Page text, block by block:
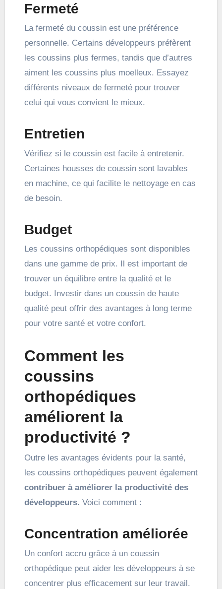
Fermeté
La fermeté du coussin est une préférence
personnelle. Certains développeurs préfèrent
les coussins plus fermes, tandis que d’autres
aiment les coussins plus moelleux. Essayez
différents niveaux de fermeté pour trouver
celui qui vous convient le mieux.
Entretien
Vérifiez si le coussin est facile à entretenir.
Certaines housses de coussin sont lavables
en machine, ce qui facilite le nettoyage en cas
de besoin.
Budget
Les coussins orthopédiques sont disponibles
dans une gamme de prix. Il est important de
trouver un équilibre entre la qualité et le
budget. Investir dans un coussin de haute
qualité peut offrir des avantages à long terme
pour votre santé et votre confort.
Comment les
coussins
orthopédiques
améliorent la
productivité ?
Outre les avantages évidents pour la santé,
les coussins orthopédiques peuvent également
contribuer à améliorer la productivité des
développeurs. Voici comment :
Concentration améliorée
Un confort accru grâce à un coussin
orthopédique peut aider les développeurs à se
concentrer plus efficacement sur leur travail.